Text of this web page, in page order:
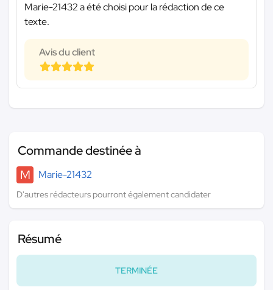
Marie-21432 a été choisi pour la rédaction de ce
texte.
Avis du client
Commande destinée à
M
Marie-21432
D'autres rédacteurs pourront également candidater
Résumé
TERMINÉE